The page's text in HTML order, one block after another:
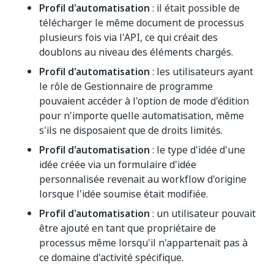
Profil d'automatisation : il était possible de
télécharger le même document de processus
plusieurs fois via l'API, ce qui créait des
doublons au niveau des éléments chargés.
Profil d'automatisation : les utilisateurs ayant
le rôle de Gestionnaire de programme
pouvaient accéder à l'option de mode d'édition
pour n'importe quelle automatisation, même
s'ils ne disposaient que de droits limités.
Profil d'automatisation : le type d'idée d'une
idée créée via un formulaire d'idée
personnalisée revenait au workflow d'origine
lorsque l'idée soumise était modifiée.
Profil d'automatisation : un utilisateur pouvait
être ajouté en tant que propriétaire de
processus même lorsqu'il n'appartenait pas à
ce domaine d'activité spécifique.